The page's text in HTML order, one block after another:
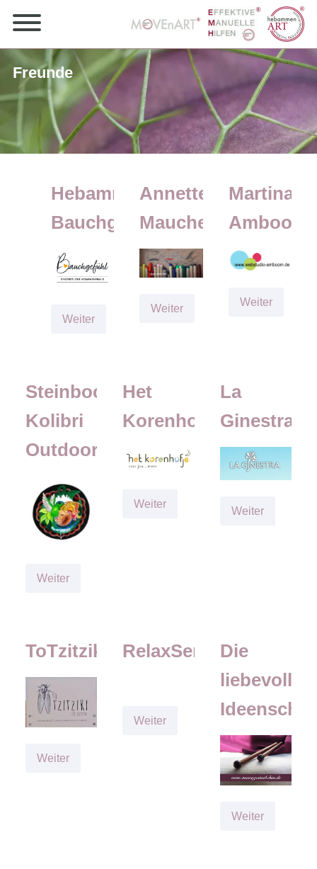
Freunde
Hebammenpraxis
Bauchgefühl
WeiterHebammenpraxis
Annette
Maucher
WeiterAnnette
Martina
Amboom
WeiterMartina
Steinbock
Kolibri
Outdoor
WeiterSteinbock
Het
Korenhofje
WeiterHet
La
Ginestra
WeiterLa
ToTzitziki
WeiterToTzitziki
RelaxSensation
WeiterRelaxSensation
Die
liebevolle
WeiterDie